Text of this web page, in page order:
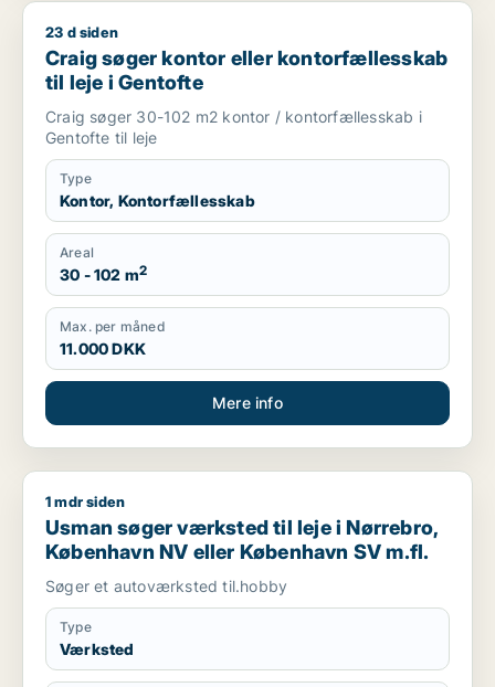
Craig søger kontor eller kontorfællesskab til leje i Gentofte
23 d siden
Craig søger kontor eller kontorfællesskab
til leje i Gentofte
Craig søger 30-102 m2 kontor / kontorfællesskab i
Gentofte til leje
Type
Kontor, Kontorfællesskab
Areal
30 - 102 m2
Max. per måned
11.000 DKK
Mere info
Usman søger værksted til leje i Nørrebro, København NV
1 mdr siden
Usman søger værksted til leje i Nørrebro,
København NV eller København SV m.fl.
Søger et autoværksted til.hobby
Type
Værksted